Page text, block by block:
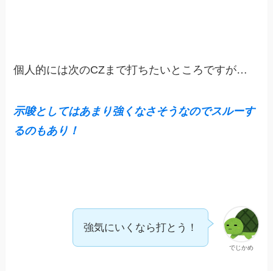
個人的には次のCZまで打ちたいところですが…
示唆としてはあまり強くなさそうなのでスルーす
るのもあり！
でじかめ
強気にいくなら打とう！